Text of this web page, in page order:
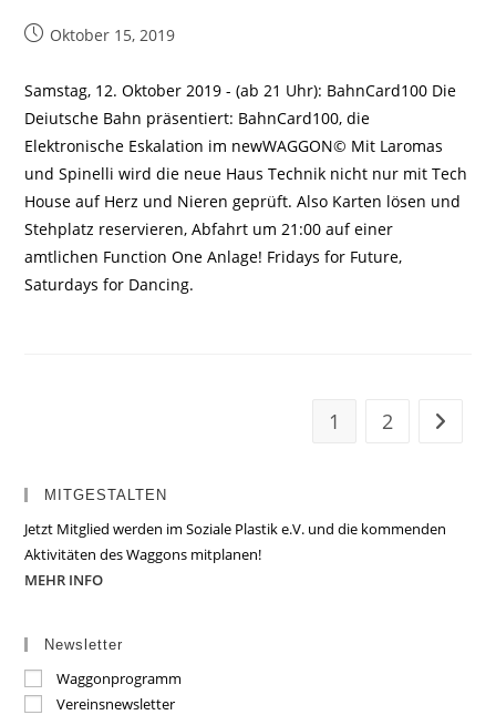
BeitragOktober 15, 2019
Samstag, 12. Oktober 2019 - (ab 21 Uhr): BahnCard100 Die
Deiutsche Bahn präsentiert: BahnCard100, die
Elektronische Eskalation im newWAGGON© Mit Laromas
und Spinelli wird die neue Haus Technik nicht nur mit Tech
House auf Herz und Nieren geprüft. Also Karten lösen und
Stehplatz reservieren, Abfahrt um 21:00 auf einer
amtlichen Function One Anlage! Fridays for Future,
Saturdays for Dancing.
1 2 Zur
MITGESTALTEN
Jetzt Mitglied werden im Soziale Plastik e.V. und die kommenden
Aktivitäten des Waggons mitplanen!
MEHR INFO
Newsletter
Waggonprogramm
Vereinsnewsletter